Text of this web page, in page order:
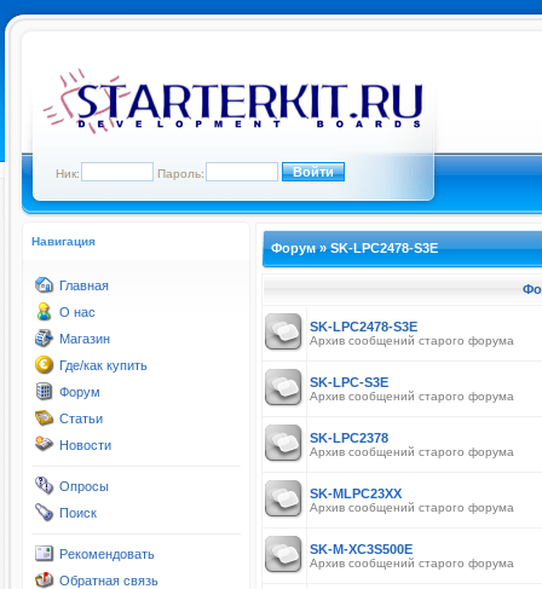
Ник: Пароль:
Навигация
Главная
О нас
Магазин
Где/как купить
Форум
Статьи
Новости
Опросы
Поиск
Рекомендовать
Обратная связь
Форум»SK-LPC2478-S3E
SK-LPC2478-S3E
Архив сообщений старого форума
SK-LPC-S3E
Архив сообщений старого форума
SK-LPC2378
Архив сообщений старого форума
SK-MLPC23XX
Архив сообщений старого форума
SK-M-XC3S500E
Архив сообщений старого форума